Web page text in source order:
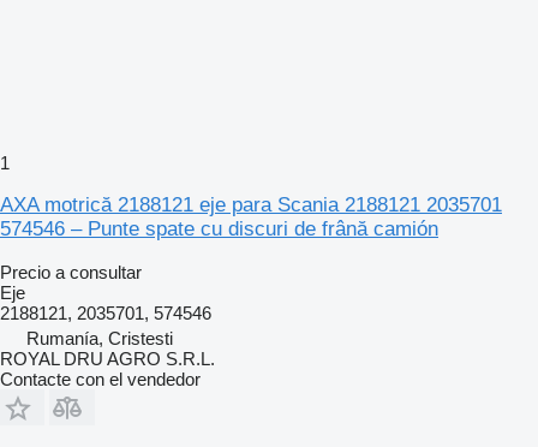
1
AXA motrică 2188121 eje para Scania 2188121 2035701
574546 – Punte spate cu discuri de frână camión
Precio a consultar
Eje
2188121, 2035701, 574546
Rumanía, Cristesti
ROYAL DRU AGRO S.R.L.
Contacte con el vendedor